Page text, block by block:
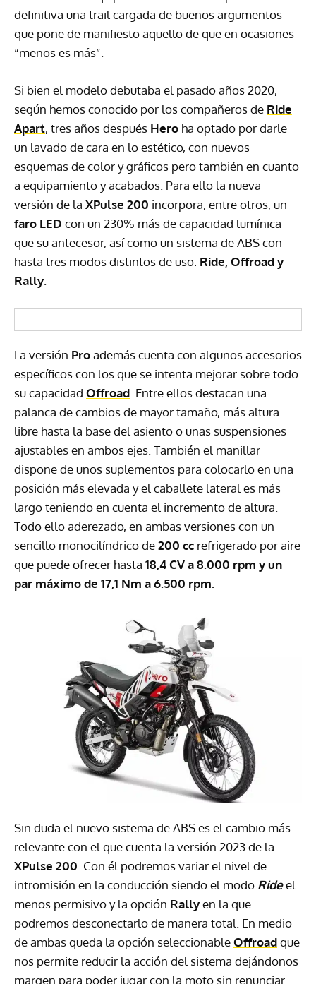
definitiva una trail cargada de buenos argumentos
que pone de manifiesto aquello de que en ocasiones
“menos es más”.
Si bien el modelo debutaba el pasado años 2020,
según hemos conocido por los compañeros de Ride
Apart, tres años después Hero ha optado por darle
un lavado de cara en lo estético, con nuevos
esquemas de color y gráficos pero también en cuanto
a equipamiento y acabados. Para ello la nueva
versión de la XPulse 200 incorpora, entre otros, un
faro LED con un 230% más de capacidad lumínica
que su antecesor, así como un sistema de ABS con
hasta tres modos distintos de uso: Ride, Offroad y
Rally
La versión Proademás cuenta con algunos accesorios
específicos con los que se intenta mejorar sobre todo
su capacidad Offroad . Entre ellos destacan una
palanca de cambios de mayor tamaño, más altura
libre hasta la base del asiento o unas suspensiones
ajustables en ambos ejes. También el manillar
dispone de unos suplementos para colocarlo en una
posición más elevada y el caballete lateral es más
largo teniendo en cuenta el incremento de altura.
Todo ello aderezado, en ambas versiones con un
sencillo monocilíndrico de200 cc refrigerado por aire
que puede ofrecer hasta 18,4 CV a 8.000 rpm y un
par máximo de 17,1 Nm a 6.500 rpm.
Sin duda el nuevo sistema de ABS es el cambio más
relevante con el que cuenta la versión 2023 de la
XPulse 200 . Con él podremos variar el nivel de
intromisión en la conducción siendo el modo Rideel
menos permisivo y la opción Rallyen la que
podremos desconectarlo de manera total. En medio
de ambas queda la opción seleccionableOffroadque
nos permite reducir la acción del sistema dejándonos
margen para poder jugar con la moto sin renunciar